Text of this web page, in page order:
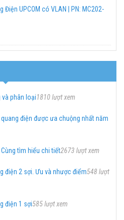
Điện UPCOM có VLAN | PN: MC202-
và phân loại1810 lượt xem
điện được ưa chuộng nhất năm
tìm hiểu chi tiết2673 lượt xem
điện 2 sợi. Ưu và nhược điểm548 lượt
điện 1 sợi585 lượt xem